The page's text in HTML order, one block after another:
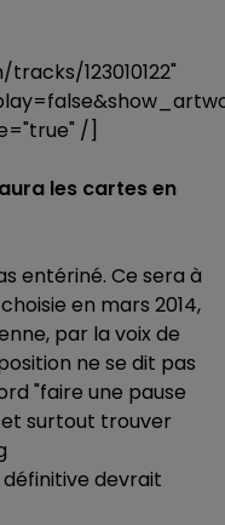
123010122"
/]
les cartes en
entériné. Ce sera à
en mars 2014,
par la voix de
ne se dit pas
"faire une pause
surtout trouver
définitive devrait